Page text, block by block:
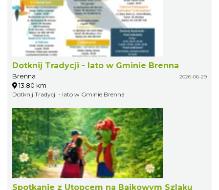
Dotknij Tradycji - lato w Gminie Brenna
Brenna 2026-06-29
13.80 km
Dotknij Tradycji - lato w Gminie Brenna
Spotkanie z Utopcem na Bajkowym Szlaku